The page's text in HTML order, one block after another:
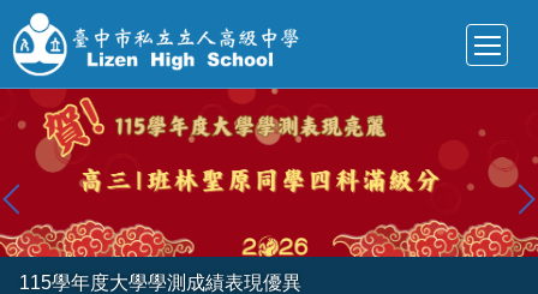
到
主
內
區
115學年度大學學測成績表現優異